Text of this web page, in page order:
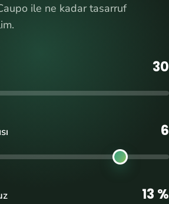
ile ne kadar tasarruf
30
6
13 %